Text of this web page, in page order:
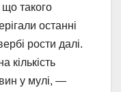
такого
останні
рости далі.
кількість
у мулі, —